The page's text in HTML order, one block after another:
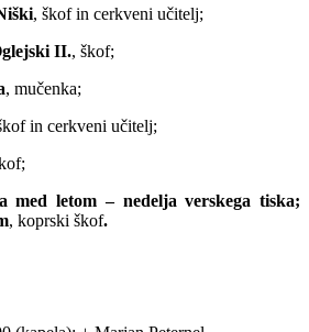
, škof in cerkveni učitelj;
II., škof;
, mučenka;
in cerkveni učitelj;
med letom – nedelja verskega tiska;
, koprski škof.